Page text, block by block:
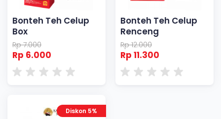
Bonteh Teh Celup
Box
Rp 7.000
Rp 6.000
Bonteh Teh Celup
Renceng
Rp 12.000
Rp 11.300
Diskon 5%